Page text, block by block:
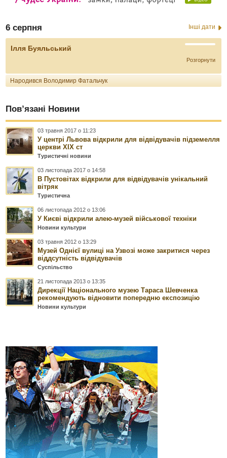
6 серпня Інші дати
Ілля Буяльський
Розгорнути
Народився Володимир Фатальчук
Пов’язані Новини
03 травня 2017 о 11:23
У центрі Львова відкрили для відвідувачів підземелля
церкви XIX ст
Туристичні новини
03 листопада 2017 о 14:58
В Пустовітах відкрили для відвідувачів унікальний
вітряк
Туристична
06 листопада 2012 о 13:06
У Києві відкрили алею-музей військової техніки
Новини культури
03 травня 2012 о 13:29
Музей Однієї вулиці на Узвозі може закритися через
віддсутність відвідувачів
Суспільство
21 листопада 2013 о 13:35
Дирекції Національного музею Тараса Шевченка
рекомендують відновити попередню експозицію
Новини культури